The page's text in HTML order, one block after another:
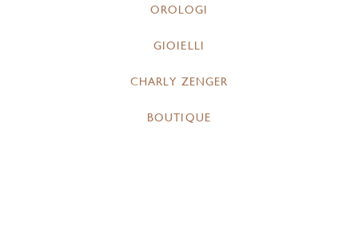
OROLOGI
GIOIELLI
CHARLY ZENGER
BOUTIQUE